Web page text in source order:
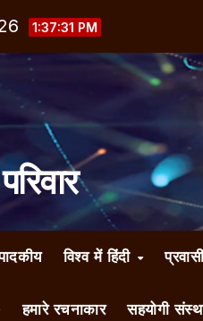
1:37:31 PM
विश्व में हिंदी
हमारे रचनाकार सहयोगी